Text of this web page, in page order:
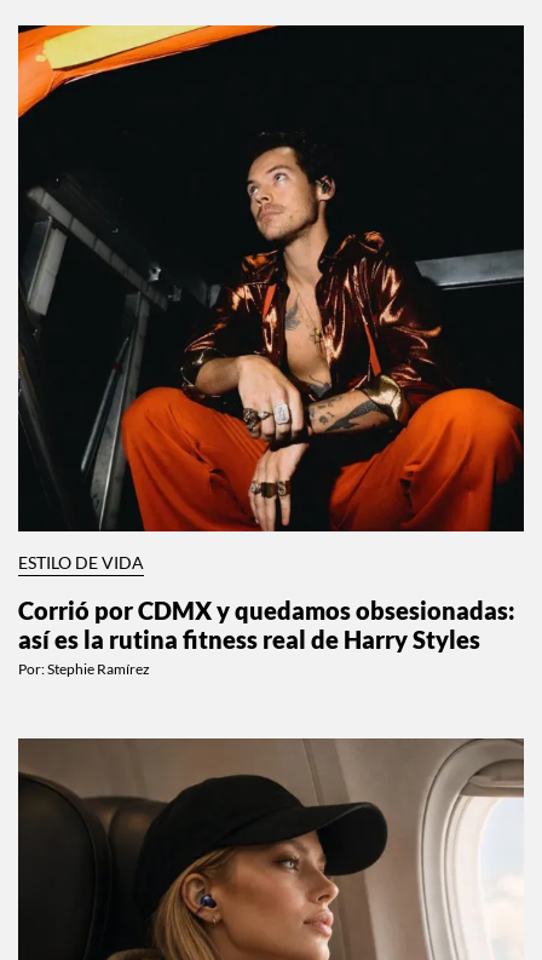
ESTILO DE VIDA
Corrió por CDMX y quedamos obsesionadas:
así es la rutina fitness real de Harry Styles
Por:Stephie Ramírez